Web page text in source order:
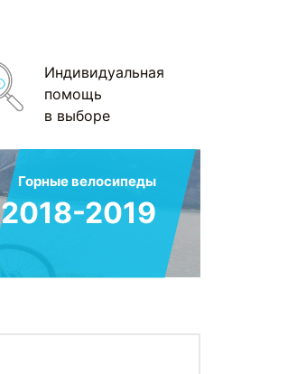
Индивидуальная
помощь
в выборе
Горные велосипеды
2019